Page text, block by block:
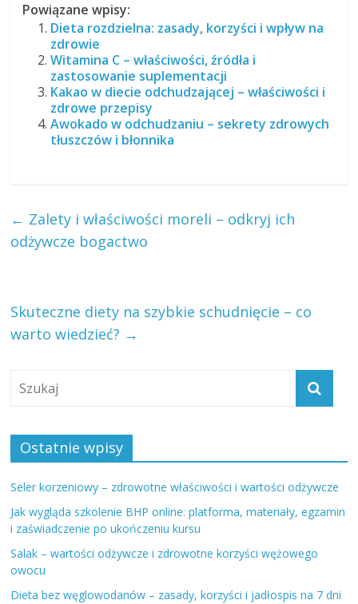
Powiązane wpisy:
Dieta rozdzielna: zasady, korzyści i wpływ na
zdrowie
Witamina C – właściwości, źródła i
zastosowanie suplementacji
Kakao w diecie odchudzającej – właściwości i
zdrowe przepisy
Awokado w odchudzaniu – sekrety zdrowych
tłuszczów i błonnika
← Zalety i właściwości moreli – odkryj ich
odżywcze bogactwo
Skuteczne diety na szybkie schudnięcie – co
warto wiedzieć? →
Ostatnie wpisy
Seler korzeniowy – zdrowotne właściwości i wartości odżywcze
Jak wygląda szkolenie BHP online: platforma, materiały, egzamin
i zaświadczenie po ukończeniu kursu
Salak – wartości odżywcze i zdrowotne korzyści wężowego
owocu
Dieta bez węglowodanów – zasady, korzyści i jadłospis na 7 dni